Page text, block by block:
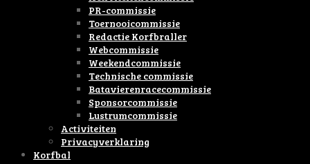
PR-commissie
Toernooicommissie
Redactie Korfbraller
Webcommissie
Weekendcommissie
Technische commissie
Batavierenracecommissie
Sponsorcommissie
Lustrumcommissie
Activiteiten
Privacyverklaring
Korfbal